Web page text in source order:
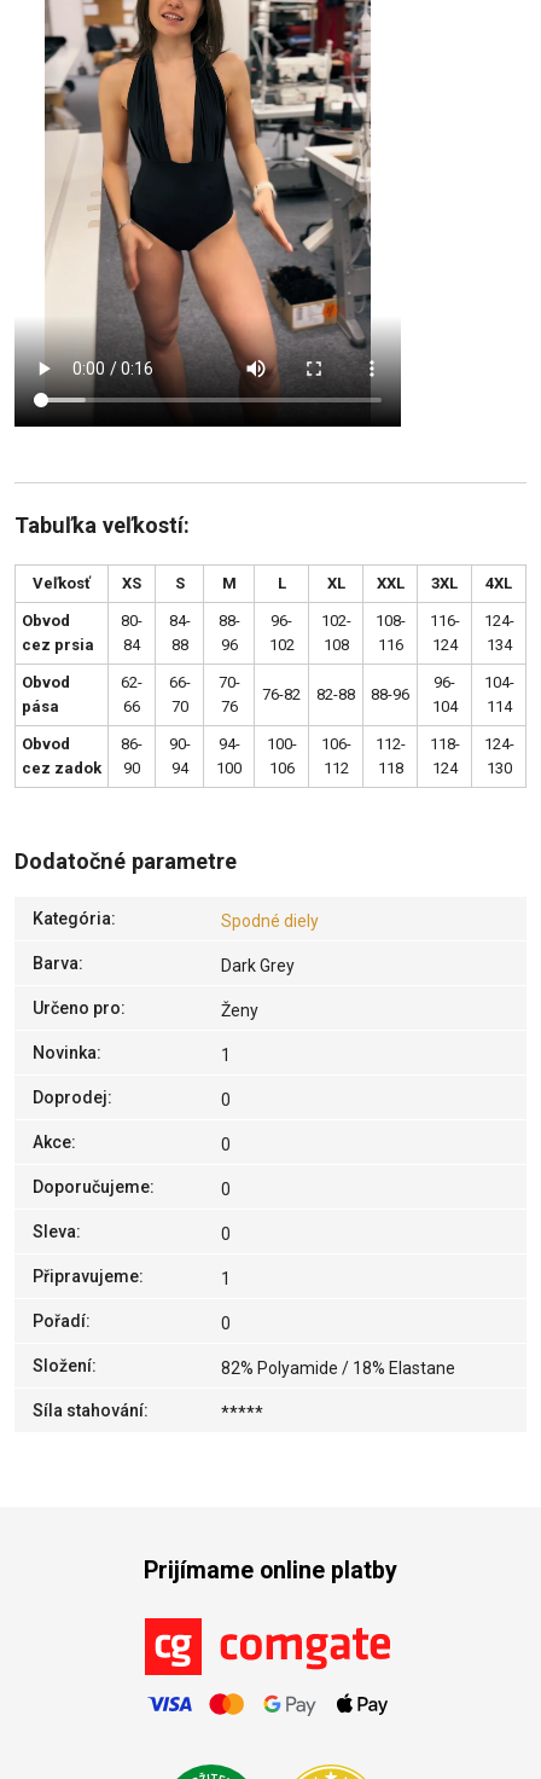
Tabuľka veľkostí:
Veľkosť XS S M L XL XXL 3XL 4XL
Obvod
cez prsia
80-
84
84-
88
88-
96
96-
102
102-
108
108-
116
116-
124
124-
134
Obvod
pása
62-
66
66-
70
70-
76
76-82 82-88 88-96
96-
104
104-
114
Obvod
cez zadok
86-
90
90-
94
94-
100
100-
106
106-
112
112-
118
118-
124
124-
130
Dodatočné parametre
Kategória: Spodné diely
Barva: Dark Grey
Určeno pro: Ženy
Novinka: 1
Doprodej: 0
Akce: 0
Doporučujeme: 0
Sleva: 0
Připravujeme: 1
Pořadí: 0
Složení: 82% Polyamide / 18% Elastane
Síla stahování: *****
Prijímame online platby